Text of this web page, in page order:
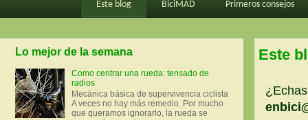
Este blog BiciMAD Primeros consejos
Este
Lo mejor de la semana
Como centrar una rueda: tensado de
radios
Mecánica básica de supervivencia ciclista
A veces no hay más remedio. Por mucho
que queramos ignorarlo, la rueda se